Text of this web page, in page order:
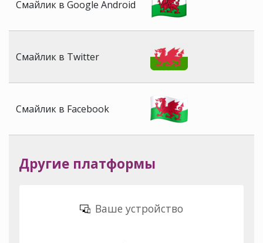
Смайлик в Google Android
Смайлик в Twitter
Смайлик в Facebook
Другие платформы
Ваше устройство